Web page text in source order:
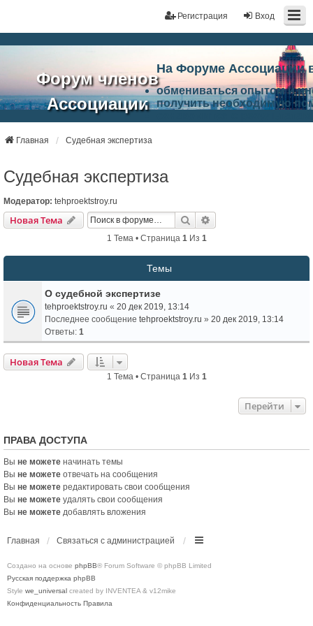
Вход
Регистрация
Форум членов
Ассоциации
портал"
На Форуме Ассоциации
обмениваться опытом и
получить необходимую
работа Форума
Главная Судебная экспертиза
Судебная экспертиза
Модератор: tehproektstroy.ru
Новая Тема Поиск
1 Тема • Страница 1 Из 1
Темы
О судебной экспертизе
tehproektstroy.ru « 20 дек 2019, 13:14
Последнее сообщение tehproektstroy.ru » 20 дек 2019, 13:14
Ответы: 1
Новая Тема
1 Тема • Страница 1 Из 1
Перейти
ПРАВА ДОСТУПА
Вы не можете начинать темы
Вы не можете отвечать на сообщения
Вы не можете редактировать свои сообщения
Вы не можете удалять свои сообщения
Вы не можете добавлять вложения
Главная Связаться с администрацией
Создано на основе phpBB® Forum Software © phpBB Limited
Русская поддержка phpBB
Style we_universal created by INVENTEA & v12mike
Конфиденциальность Правила